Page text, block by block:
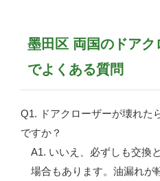
墨田区 両国のドア
でよくある質問
Q1. ドアクローザーが壊れた
ですか？
A1. いいえ、必ずしも交換
場合もあります。油漏れが